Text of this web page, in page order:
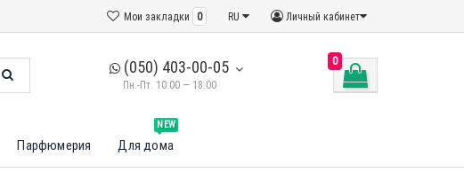
Личный кабинет
RU
Мои закладки 0
(050) 403-00-05
Пн.-Пт. 10:00 — 18:00
0
Парфюмерия
NEW
Для дома